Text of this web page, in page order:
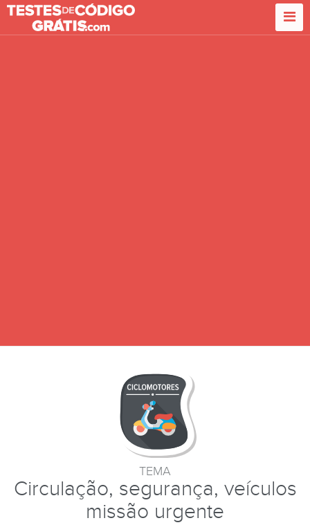
TEMA
Circulação, segurança, veículos
missão urgente